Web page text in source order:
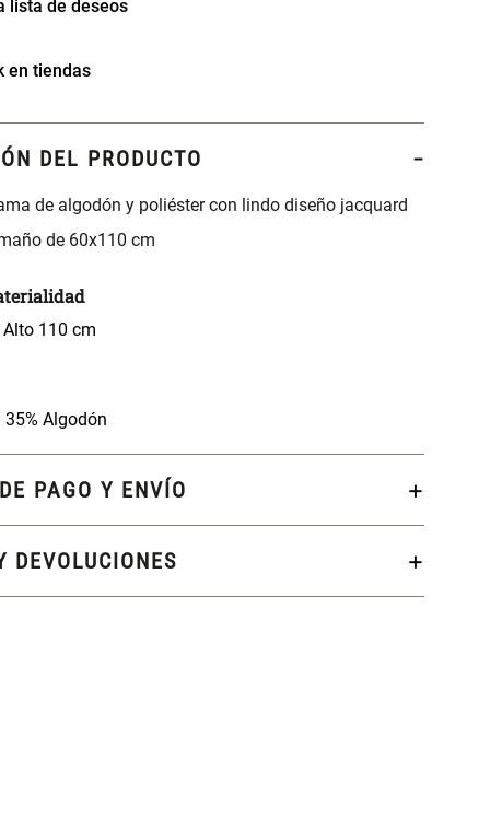
en tiendas
DEL PRODUCTO
de algodón y poliéster con lindo diseño jacquard
de 60x110 cm
110 cm
35% Algodón
PAGO Y ENVÍO
DEVOLUCIONES